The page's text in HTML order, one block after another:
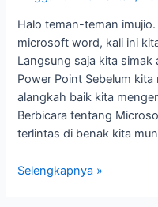
Halo teman-teman
microsoft word, kali ini
Langsung saja kita simak
Power Point Sebelum
alangkah baik kita
Berbicara tentang
terlintas di benak kita
Selengkapnya »